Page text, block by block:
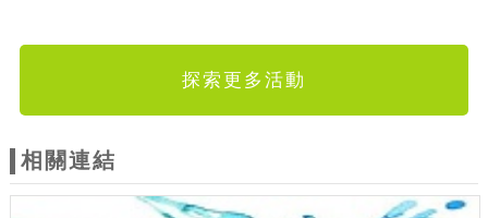
探索更多活動
相關連結